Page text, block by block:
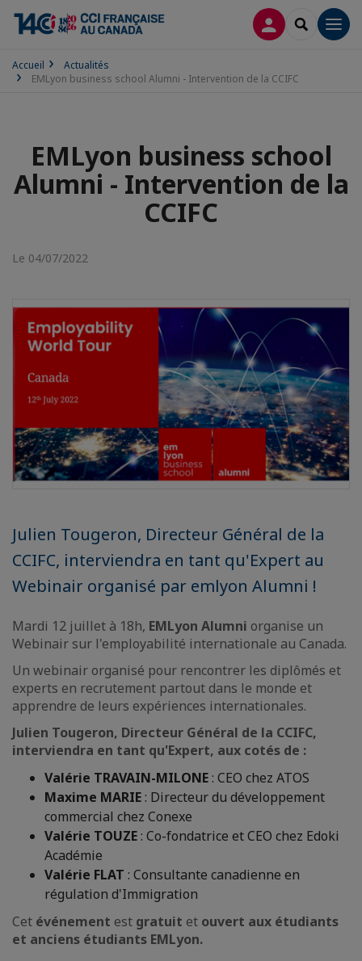
CONNEXION
Accueil
Actualités
EMLyon business school Alumni - Intervention de la CCIFC
EMLyon business school
Alumni - Intervention de la
CCIFC
Le 04/07/2022
Julien Tougeron, Directeur Général de la
CCIFC, interviendra en tant qu'Expert au
Webinair organisé par emlyon Alumni !
Mardi 12 juillet à 18h, EMLyon Alumni organise un
Webinair sur l'employabilité internationale au Canada.
Un webinair organisé pour rencontrer les diplômés et
experts en recrutement partout dans le monde et
apprendre de leurs expériences internationales.
Julien Tougeron, Directeur Général de la CCIFC,
interviendra en tant qu'Expert, aux cotés de :
Valérie TRAVAIN-MILONE: CEO chez ATOS
Maxime MARIE: Directeur du développement
commercial chez Conexe
Valérie TOUZE: Co-fondatrice et CEO chez Edoki
Académie
Valérie FLAT : Consultante canadienne en
régulation d'Immigration
Cet événement est gratuit et ouvert aux étudiants
et anciens étudiants EMLyon.